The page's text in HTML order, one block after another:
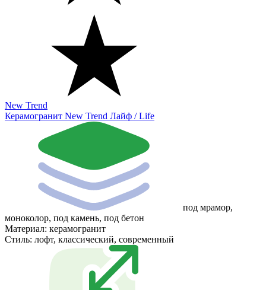
New Trend
Керамогранит New Trend Лайф / Life
под мрамор,
моноколор, под камень, под бетон
Материал: керамогранит
Стиль: лофт, классический, современный